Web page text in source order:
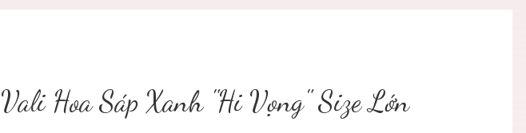
Vali Hoa Sáp Xanh "Hi Vọng" Size Lớn